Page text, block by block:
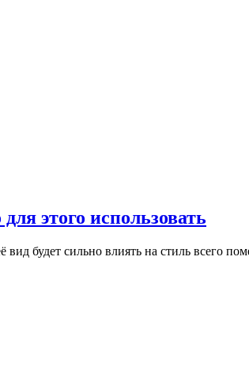
этого использовать
будет сильно влиять на стиль всего